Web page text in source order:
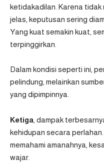
ketidakadilan. Karena tidak
jelas, keputusan sering
Yang kuat semakin kuat,
terpinggirkan.
Dalam kondisi seperti ini,
pelindung, melainkan
yang dipimpinnya.
Ketiga , dampak
kehidupan secara
memahami amanahnya,
wajar.